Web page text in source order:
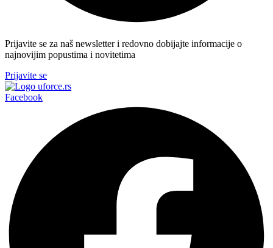
Prijavite se za naš newsletter i redovno dobijajte informacije o
najnovijim popustima i novitetima
Prijavite se
Facebook